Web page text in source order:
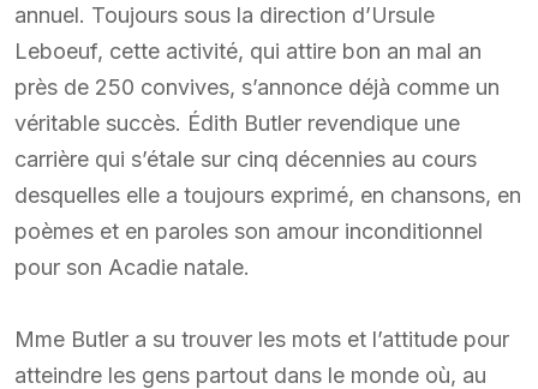
annuel. Toujours sous la direction d’Ursule
Leboeuf, cette activité, qui attire bon an mal an
près de 250 convives, s’annonce déjà comme un
véritable succès. Édith Butler revendique une
carrière qui s’étale sur cinq décennies au cours
desquelles elle a toujours exprimé, en chansons, en
poèmes et en paroles son amour inconditionnel
pour son Acadie natale.
Mme Butler a su trouver les mots et l’attitude pour
atteindre les gens partout dans le monde où, au